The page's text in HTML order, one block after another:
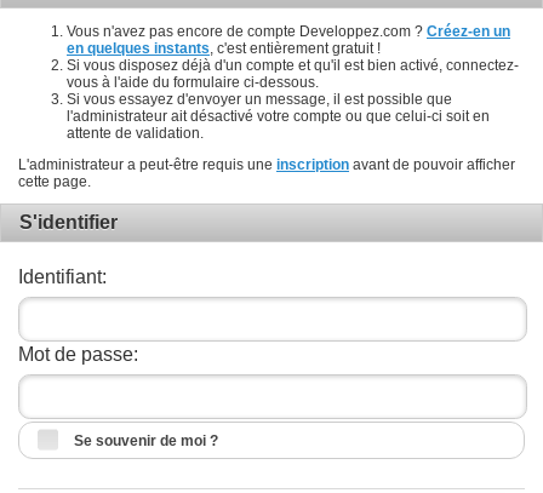
Vous n'avez pas encore de compte Developpez.com ? Créez-en un
en quelques instants , c'est entièrement gratuit !
Si vous disposez déjà d'un compte et qu'il est bien activé, connectez-
vous à l'aide du formulaire ci-dessous.
Si vous essayez d'envoyer un message, il est possible que
l'administrateur ait désactivé votre compte ou que celui-ci soit en
attente de validation.
L'administrateur a peut-être requis une inscription avant de pouvoir afficher
cette page.
S'identifier
Identifiant:
Mot de passe:
Se souvenir de moi ?